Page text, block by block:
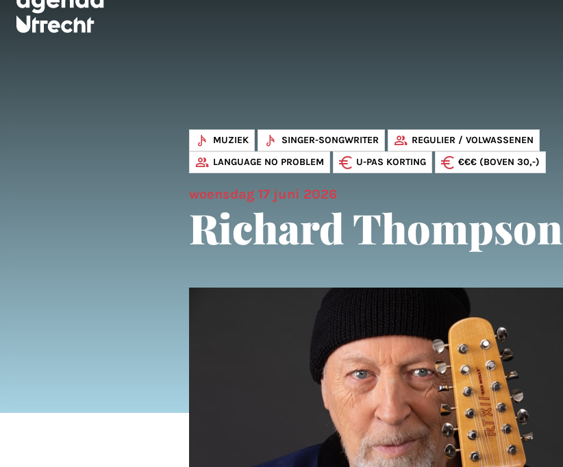
MUZIEK SINGER-SONGWRITER
REGULIER / VOLWASSENEN
LANGUAGE NO PROBLEM
U-PAS KORTING €€€ (BOVEN 30,-)
woensdag 17 juni 2026
Richard Thompson